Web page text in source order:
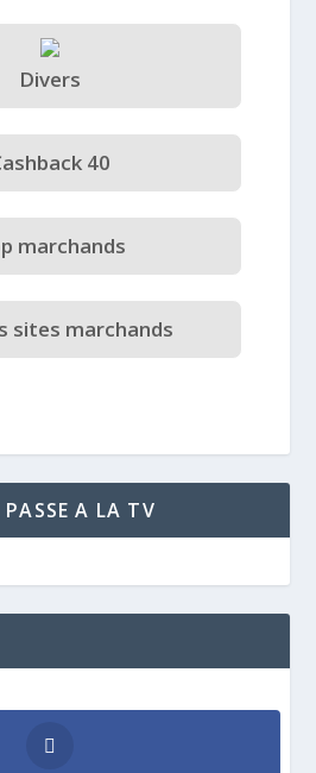
Divers
40
marchands
sites marchands
PASSE A LA TV